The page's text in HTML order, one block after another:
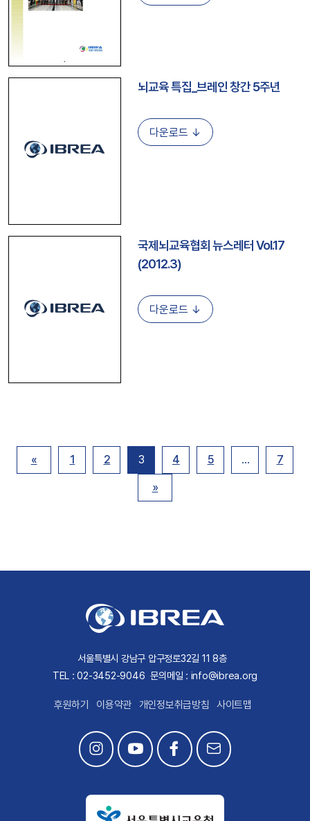
뇌교육 특집_브레인 창간 5주년
다운로드 ↓
국제뇌교육협회 뉴스레터 Vol.17
(2012.3)
다운로드 ↓
« 1 2 3 4 5 … 7
»
서울특별시 강남구 압구정로32길 11 8층
TEL : 02-3452-9046 문의메일 : info@ibrea.org
후원하기 이용약관 개인정보취급방침 사이트맵